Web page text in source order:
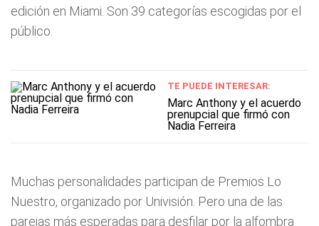
edición en Miami. Son 39 categorías escogidas por el
público.
TE PUEDE INTERESAR:
Marc Anthony y el acuerdo
prenupcial que firmó con
Nadia Ferreira
Muchas personalidades participan de Premios Lo
Nuestro, organizado por Univisión. Pero una de las
parejas más esperadas para desfilar por la alfombra